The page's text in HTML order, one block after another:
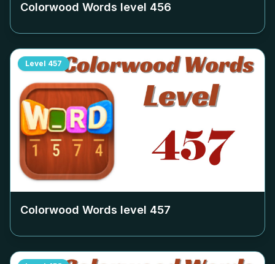
Colorwood Words level 456
Level 457
Colorwood Words level 457